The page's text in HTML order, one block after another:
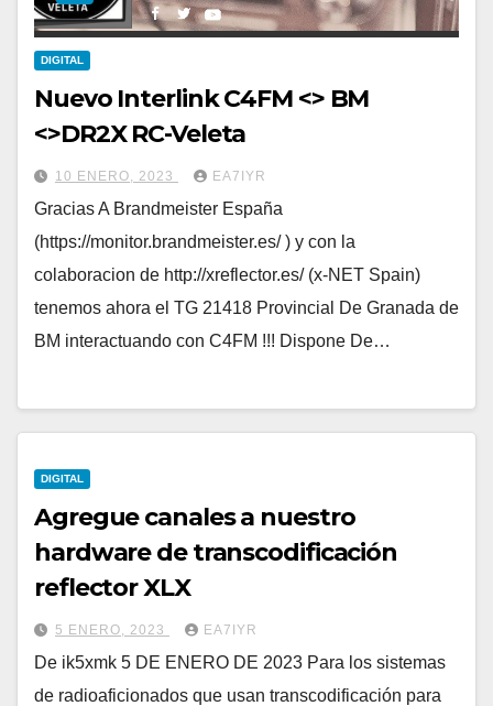
DIGITAL
Nuevo Interlink C4FM <> BM
<>DR2X RC-Veleta
10 ENERO, 2023 EA7IYR
Gracias A Brandmeister España
(https://monitor.brandmeister.es/ ) y con la
colaboracion de http://xreflector.es/ (x-NET Spain)
tenemos ahora el TG 21418 Provincial De Granada de
BM interactuando con C4FM !!! Dispone De…
DIGITAL
Agregue canales a nuestro
hardware de transcodificación
reflector XLX
5 ENERO, 2023 EA7IYR
De ik5xmk 5 DE ENERO DE 2023 Para los sistemas
de radioaficionados que usan transcodificación para